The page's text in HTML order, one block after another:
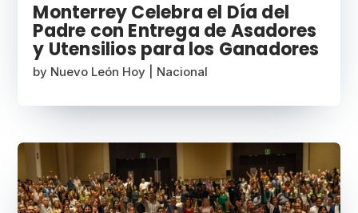
Monterrey Celebra el Día del
Padre con Entrega de Asadores
y Utensilios para los Ganadores
by Nuevo León Hoy Nacional